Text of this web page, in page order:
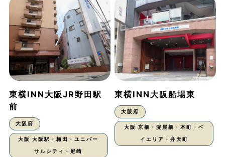
東横INN大阪JR野田駅
前
大阪府
大阪 大阪駅・梅田・ユニバー
サルシティ・尼崎
東横INN大阪船場東
大阪府
大阪 京橋・淀屋橋・本町・ベ
イエリア・弁天町